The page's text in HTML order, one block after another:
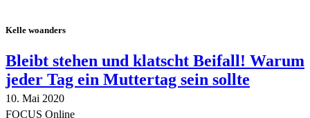
Kelle woanders
Bleibt stehen und klatscht Beifall! Warum
jeder Tag ein Muttertag sein sollte
10. Mai 2020
FOCUS Online